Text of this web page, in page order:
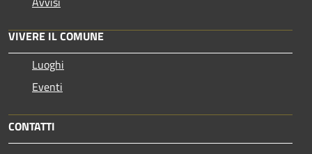
VIVERE IL COMUNE
Luoghi
Eventi
CONTATTI